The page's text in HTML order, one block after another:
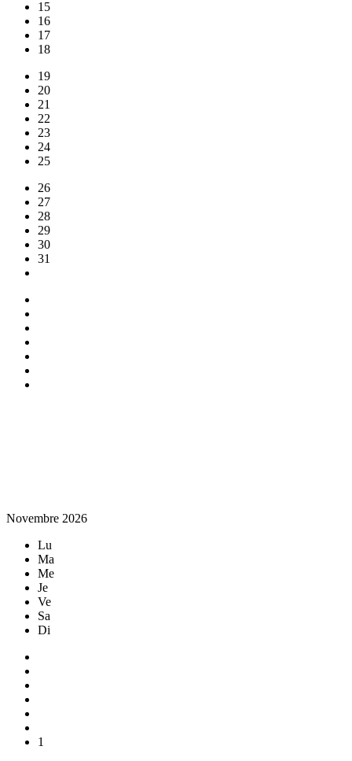
15
16
17
18
19
20
21
22
23
24
25
26
27
28
29
30
31
Novembre 2026
Lu
Ma
Me
Je
Ve
Sa
Di
1